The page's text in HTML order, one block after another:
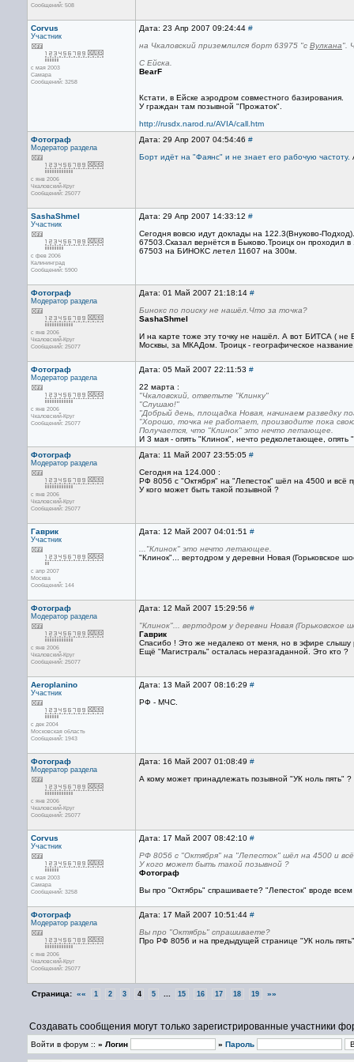
Сообщений: 508
Corvus
Участник
с мая 2003
Самара
Сообщений: 3258
Дата: 23 Апр 2007 09:24:44 #
на Чкаловский приземлился борт 63975 "с Вулкана".
С Ейска.
BearF
Кстати, в Ейске аэродром совместного базирования.
У граждан там позывной "Прожаток".
http://rusdx.narod.ru/AVIA/call.htm
Фотограф
Модератор раздела
с янв 2006
Чкаловский-Круг
Сообщений: 25077
Дата: 29 Апр 2007 04:54:46 #
Борт идёт на "Фаянс" и не знает его рабочую частоту.
SashaShmel
Участник
с фев 2006
Калининград
Сообщений: 5900
Дата: 29 Апр 2007 14:33:12 #
Сегодня вовсю идут доклады на 122.3(Внуково-
67503.Сказал вернётся в Быково.Троицк он
67503 на БИНОКС летел 11607 на 300м.
Фотограф
Модератор раздела
с янв 2006
Чкаловский-Круг
Сообщений: 25077
Дата: 01 Май 2007 21:18:14 #
Бинокс по поиску не нашёл.Что за точка?
SashaShmel
И на карте тоже эту точку не нашёл. А вот БИТСА (
Москвы, за МКАДом. Троицк - географическое
Фотограф
Модератор раздела
с янв 2006
Чкаловский-Круг
Сообщений: 25077
Дата: 05 Май 2007 22:11:53 #
22 марта :
"Чкаловский, ответьте "Клинку"
"Слушаю!"
"Добрый день, площадка Новая, начинаем разведку
"Хорошо, точка не работает, производите пока свою
Получается, что "Клинок" это нечто летающее.
И 3 мая - опять "Клинок", нечто редколетающее, опять
Фотограф
Модератор раздела
с янв 2006
Чкаловский-Круг
Сообщений: 25077
Дата: 11 Май 2007 23:55:05 #
Сегодня на 124.000 :
РФ 8056 с "Октября" на "Лепесток" шёл на 4500 и всё
У кого может быть такой позывной ?
Гаврик
Участник
с апр 2007
Москва
Сообщений: 144
Дата: 12 Май 2007 04:01:51 #
..."Клинок" это нечто летающее.
"Клинок"... вертодром у деревни Новая (Горьковское
Фотограф
Модератор раздела
с янв 2006
Чкаловский-Круг
Сообщений: 25077
Дата: 12 Май 2007 15:29:56 #
"Клинок"... вертодром у деревни Новая (Горьковское
Гаврик
Спасибо ! Это же недалеко от меня, но в эфире слышу
Ещё "Магистраль" осталась неразгаданной. Это кто ?
Aeroplanino
Участник
с дек 2004
Московская область
Сообщений: 1943
Дата: 13 Май 2007 08:16:29 #
РФ - МЧС.
Фотограф
Модератор раздела
с янв 2006
Чкаловский-Круг
Сообщений: 25077
Дата: 16 Май 2007 01:08:49 #
А кому может принадлежать позывной "УК ноль пять" ?
Corvus
Участник
с мая 2003
Самара
Сообщений: 3258
Дата: 17 Май 2007 08:42:10 #
РФ 8056 с "Октября" на "Лепесток" шёл на 4500 и
У кого может быть такой позывной ?
Фотограф
Вы про "Октябрь" спрашиваете? "Лепесток" вроде всем
Фотограф
Модератор раздела
с янв 2006
Чкаловский-Круг
Сообщений: 25077
Дата: 17 Май 2007 10:51:44 #
Вы про "Октябрь" спрашиваете?
Про РФ 8056 и на предыдущей странице "УК ноль
Страница: «« 1 2 3 4 5 15 16 17 18 19 »»
Создавать сообщения могут только зарегистрированные участники
Войти в форум :: » Логин » Пароль